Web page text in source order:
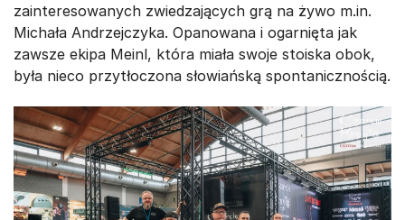
zainteresowanych zwiedzających grą na żywo m.in.
Michała Andrzejczyka. Opanowana i ogarnięta jak
zawsze ekipa Meinl, która miała swoje stoiska obok,
była nieco przytłoczona słowiańską spontanicznością.